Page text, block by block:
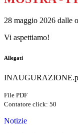
28 maggio 2026 dalle
Vi aspettiamo!
Allegati
File PDF
Contatore click: 50
Notizie